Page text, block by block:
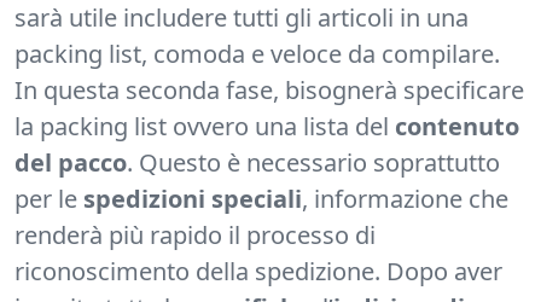
sarà utile includere tutti gli articoli in una
packing list, comoda e veloce da compilare.
In questa seconda fase, bisognerà specificare
la packing list ovvero una lista del contenuto
del pacco. Questo è necessario soprattutto
per le spedizioni speciali, informazione che
renderà più rapido il processo di
riconoscimento della spedizione. Dopo aver